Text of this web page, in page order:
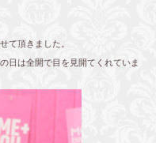
て頂きました。
日は全開で目を見開てくれていま